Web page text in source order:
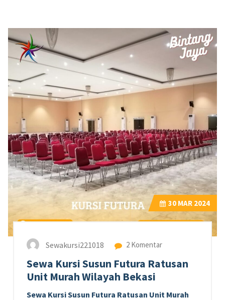
30 MAR 2024
Sewakursi221018 2 Komentar
Sewa Kursi Susun Futura Ratusan
Unit Murah Wilayah Bekasi
Sewa Kursi Susun Futura Ratusan Unit Murah